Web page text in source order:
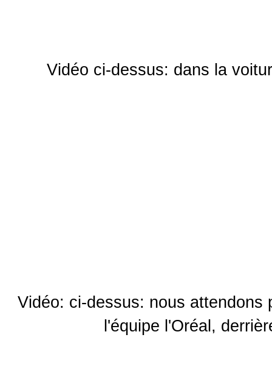
Vidéo ci-dessus: dans la
Vidéo: ci-dessus: nous attendons
l'équipe l'Oréal,